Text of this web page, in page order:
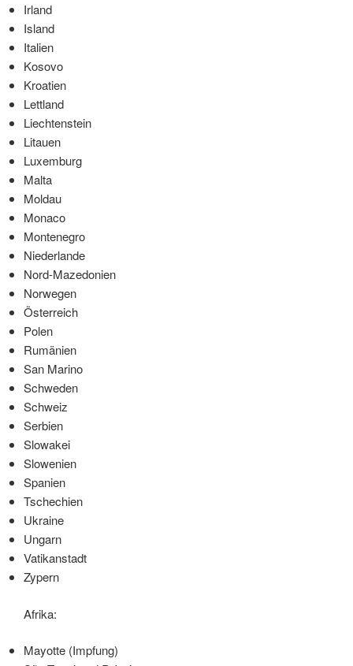
Irland
Island
Italien
Kosovo
Kroatien
Lettland
Liechtenstein
Litauen
Luxemburg
Malta
Moldau
Monaco
Montenegro
Niederlande
Nord-Mazedonien
Norwegen
Österreich
Polen
Rumänien
San Marino
Schweden
Schweiz
Serbien
Slowakei
Slowenien
Spanien
Tschechien
Ukraine
Ungarn
Vatikanstadt
Zypern
Afrika:
Mayotte (Impfung)